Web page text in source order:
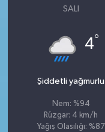
SALI
4°
Şiddetli yağmurlu
Nem: %94
Rüzgar: 4 km/h
Yağış Olasılığı: %87